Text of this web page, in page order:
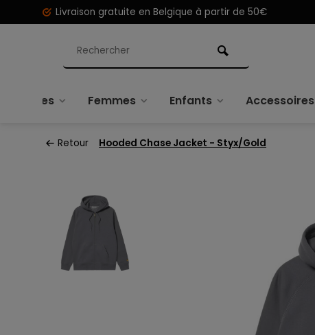
Livraison gratuite en Belgique à partir de 50€
Hommes Femmes Enfants Accessoires
Retour Hooded Chase Jacket - Styx/Gold